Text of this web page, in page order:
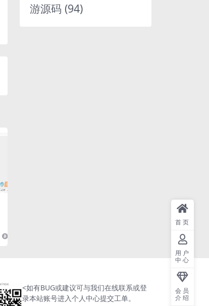
游源码 (94)
<如有BUG或建议可与我们在线联系或登
录本站账号进入个人中心提交工单。
首页
用户
中心
会员
介绍